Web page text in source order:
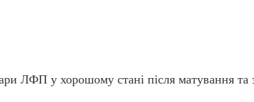
ЛФП у хорошому стані після матування та